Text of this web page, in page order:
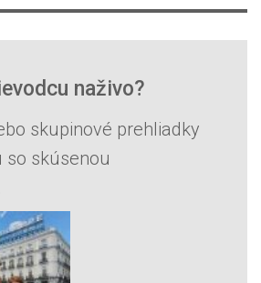
naživo?
skupinové prehliadky
so skúsenou